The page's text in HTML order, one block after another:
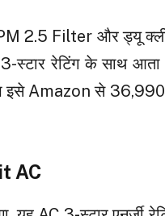
2.5 Filter और ड्यू
3-स्टार रेटिंग के साथ आता
इसे Amazon से
AC